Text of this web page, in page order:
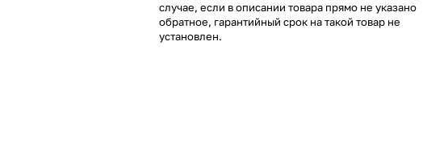
случае, если в описании товара прямо не указано
обратное, гарантийный срок на такой товар не
установлен.